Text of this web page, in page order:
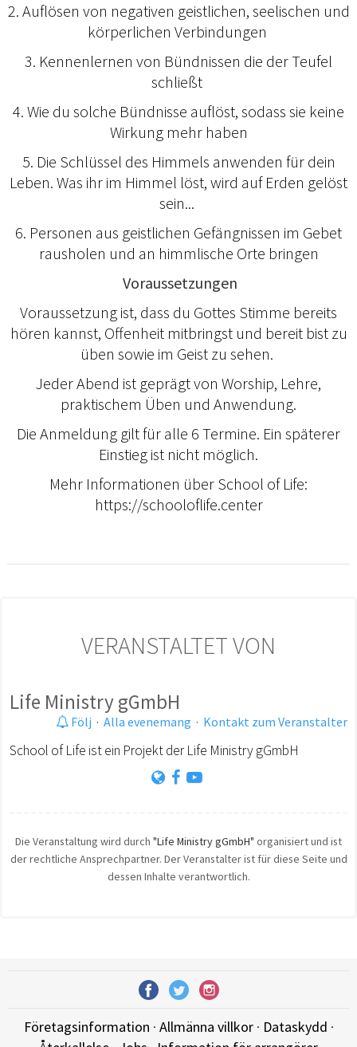
2. Auflösen von negativen geistlichen, seelischen und
körperlichen Verbindungen
3. Kennenlernen von Bündnissen die der Teufel
schließt
4. Wie du solche Bündnisse auflöst, sodass sie keine
Wirkung mehr haben
5. Die Schlüssel des Himmels anwenden für dein
Leben. Was ihr im Himmel löst, wird auf Erden gelöst
sein...
6. Personen aus geistlichen Gefängnissen im Gebet
rausholen und an himmlische Orte bringen
Voraussetzungen
Voraussetzung ist, dass du Gottes Stimme bereits
hören kannst, Offenheit mitbringst und bereit bist zu
üben sowie im Geist zu sehen.
Jeder Abend ist geprägt von Worship, Lehre,
praktischem Üben und Anwendung.
Die Anmeldung gilt für alle 6 Termine. Ein späterer
Einstieg ist nicht möglich.
Mehr Informationen über School of Life:
https://schooloflife.center
VERANSTALTET VON
Life Ministry gGmbH
Följ · Alla evenemang · Kontakt zum Veranstalter
School of Life ist ein Projekt der Life Ministry gGmbH
Die Veranstaltung wird durch "Life Ministry gGmbH" organisiert und ist
der rechtliche Ansprechpartner. Der Veranstalter ist für diese Seite und
dessen Inhalte verantwortlich.
Företagsinformation · Allmänna villkor· Dataskydd ·